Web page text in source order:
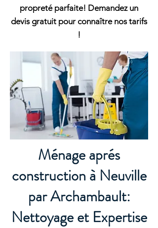
propreté parfaite! Demandez un
devis gratuit pour connaître nos tarifs
!
Ménage aprés
construction à Neuville
par Archambault:
Nettoyage et Expertise